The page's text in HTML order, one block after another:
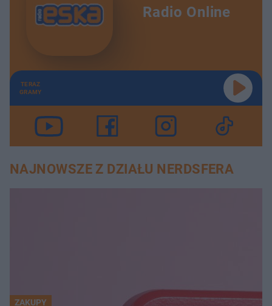
Radio Online
TERAZ
GRAMY
NAJNOWSZE Z DZIAŁU NERDSFERA
ZAKUPY